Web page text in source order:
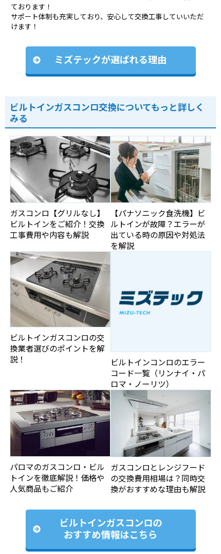
ております！
サポート体制も充実しており、安心して交換工事していいただ
けます！
ミズテックが選ばれる理由
ビルトインガスコンロ交換についてもっと詳しく
みる
ガスコンロ【グリルなし】
ビルトインをご紹介！交換
工事費用や内容も解説
【パナソニック食洗機】ビ
ルトインが故障？エラーが
出ている時の原因や対処法
を解説
ビルトインガスコンロの交
換業者選びのポイントを解
説！
ビルトインコンロのエラー
コード一覧（リンナイ・パ
ロマ・ノーリツ）
パロマのガスコンロ・ビル
トインを徹底解説！価格や
人気商品もご紹介
ガスコンロとレンジフード
の交換費用相場は？同時交
換がおすすめな理由も解説
ビルトインガスコンロの
おすすめ情報はこちら